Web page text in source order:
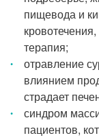
пищевода и
терапия;
отравление
влиянием
страдает
синдром
пациентов,